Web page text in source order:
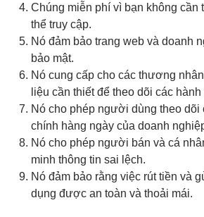
Chúng miễn phí vì bạn không cần
thể truy cập.
Nó đảm bảo trang web và doanh
bảo mật.
Nó cung cấp cho các thương
liệu cần thiết để theo dõi các
Nó cho phép người dùng theo dõi
chính hàng ngày của doanh
Nó cho phép người bán và cá
minh thông tin sai lệch.
Nó đảm bảo rằng việc rút tiền và
dụng được an toàn và thoải mái.